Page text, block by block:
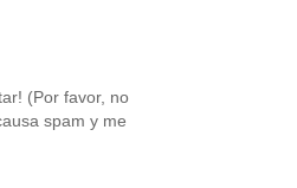
(Por favor, no
spam y me